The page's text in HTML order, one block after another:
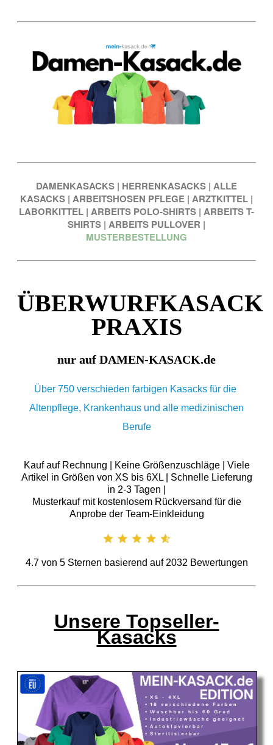
DAMENKASACKS | HERRENKASACKS | ALLE
KASACKS | ARBEITSHOSEN PFLEGE | ARZTKITTEL |
LABORKITTEL | ARBEITS POLO-SHIRTS | ARBEITS T-
SHIRTS | ARBEITS PULLOVER |
MUSTERBESTELLUNG
ÜBERWURFKASACK
PRAXIS
nur auf DAMEN-KASACK.de
Über 750 verschieden farbigen Kasacks für die
Altenpflege, Krankenhaus und alle medizinischen
Berufe
Kauf auf Rechnung | Keine Größenzuschläge | Viele
Artikel in Größen von XS bis 6XL | Schnelle Lieferung
in 2-3 Tagen |
Musterkauf mit kostenlosem Rückversand für die
Anprobe der Team-Einkleidung
4.7von 5Sternen basierend auf 2032 Bewertungen
Unsere Topseller-
Kasacks